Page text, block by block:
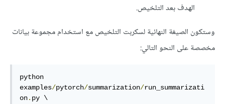
الهدف بعد التلخيص.
وستكون الصيغة النهائية لسكربت التلخيص مع استخدام مجموعة بيانات
مخصصة على النحو التالي:
python
examples/pytorch/summarization/run_summarizati
on. py \